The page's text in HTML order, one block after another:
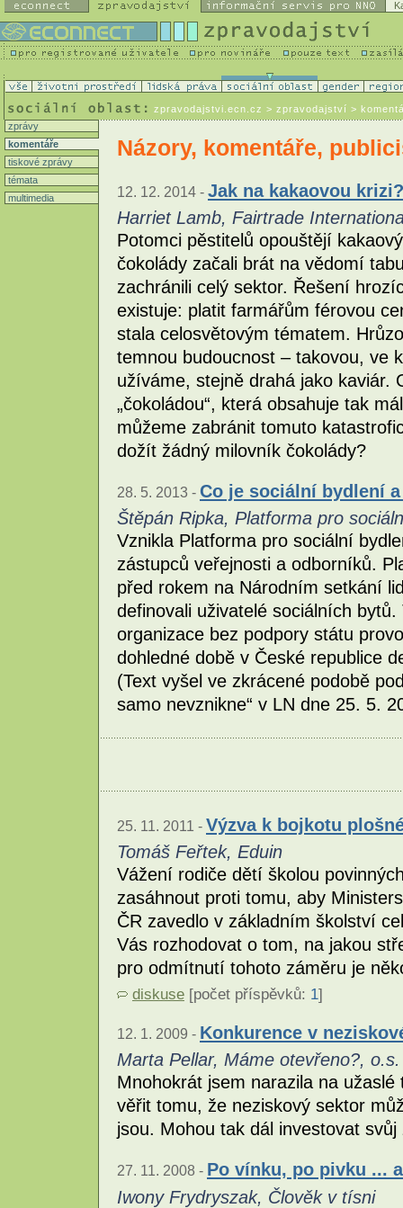
zpravodajstvi.ecn.cz > zpravodajství >
zprávy
komentáře
tiskové zprávy
témata
multimedia
Názory, komentáře,
12. 12. 2014 - Jak na kakaovou
Harriet Lamb, Fairtrade
Potomci pěstitelů opouštějí
čokolády začali brát na vědomí
zachránili celý sektor. Řešení
existuje: platit farmářům férovou
stala celosvětovým tématem.
temnou budoucnost – takovou, ve
užíváme, stejně drahá jako kaviár.
„čokoládou“, která obsahuje tak
můžeme zabránit tomuto
dožít žádný milovník čokolády?
28. 5. 2013 - Co je sociální bydlení
Štěpán Ripka, Platforma pro
Vznikla Platforma pro sociální
zástupců veřejnosti a odborníků.
před rokem na Národním setkání
definovali uživatelé sociálních
organizace bez podpory státu
dohledné době v České republice
(Text vyšel ve zkrácené podobě
samo nevznikne“ v LN dne 25. 5.
25. 11. 2011 - Výzva k bojkotu
Tomáš Feřtek, Eduin
Vážení rodiče dětí školou
zasáhnout proti tomu, aby
ČR zavedlo v základním školství
Vás rozhodovat o tom, na jakou
pro odmítnutí tohoto záměru je
diskuse [počet příspěvků: 1]
12. 1. 2009 - Konkurence v
Marta Pellar, Máme otevřeno?, o.s.
Mnohokrát jsem narazila na
věřit tomu, že neziskový sektor
jsou. Mohou tak dál investovat
27. 11. 2008 - Po vínku, po pivku ...
Iwony Frydryszak, Člověk v tísni